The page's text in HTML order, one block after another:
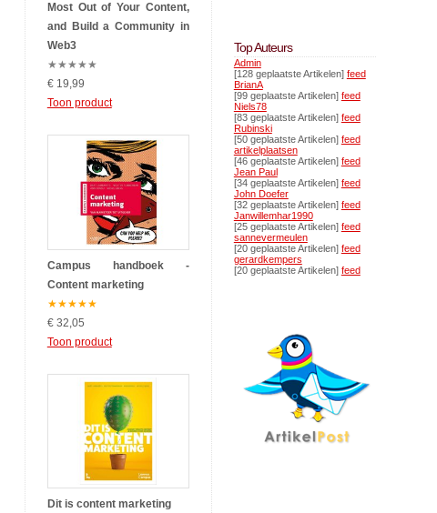
Most Out of Your Content,
and Build a Community in
Web3
★★★★★
€ 19,99
Toon product
Campus handboek -
Content marketing
★★★★★
€ 32,05
Toon product
Dit is content marketing
Top Auteurs
Admin
[128 geplaatste Artikelen] feed
BrianA
[99 geplaatste Artikelen] feed
Niels78
[83 geplaatste Artikelen] feed
Rubinski
[50 geplaatste Artikelen] feed
artikelplaatsen
[46 geplaatste Artikelen] feed
Jean Paul
[34 geplaatste Artikelen] feed
John Doefer
[32 geplaatste Artikelen] feed
Janwillemhar1990
[25 geplaatste Artikelen] feed
sannevermeulen
[20 geplaatste Artikelen] feed
gerardkempers
[20 geplaatste Artikelen] feed